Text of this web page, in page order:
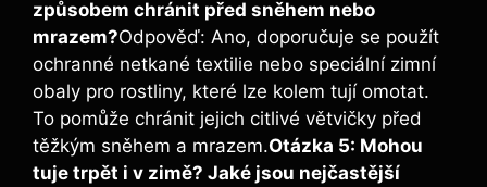
způsobem chránit před sněhem nebo
mrazem?Odpověď: Ano, doporučuje se použít
ochranné netkané textilie nebo speciální zimní
obaly pro rostliny, které lze kolem tují omotat.
To pomůže chránit jejich citlivé větvičky před
těžkým sněhem a mrazem.Otázka 5: Mohou
tuje trpět i v zimě? Jaké jsou nejčastější